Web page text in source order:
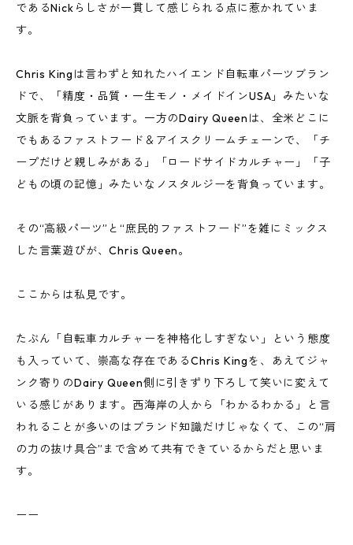
であるNickらしさが一貫して感じられる点に惹かれていま
す。
Chris Kingは言わずと知れたハイエンド自転車パーツブラン
ドで、「精度・品質・一生モノ・メイドインUSA」みたいな
文脈を背負っています。一方のDairy Queenは、全米どこに
でもあるファストフード＆アイスクリームチェーンで、「チ
ープだけど親しみがある」「ロードサイドカルチャー」「子
どもの頃の記憶」みたいなノスタルジーを背負っています。
その“高級パーツ”と“庶民的ファストフード”を雑にミックス
した言葉遊びが、Chris Queen。
ここからは私見です。
たぶん「自転車カルチャーを神格化しすぎない」という態度
も入っていて、崇高な存在であるChris Kingを、あえてジャ
ンク寄りのDairy Queen側に引きずり下ろして笑いに変えて
いる感じがあります。西海岸の人から「わかるわかる」と言
われることが多いのはブランド知識だけじゃなくて、この“肩
の力の抜け具合”まで含めて共有できているからだと思いま
す。
ーー